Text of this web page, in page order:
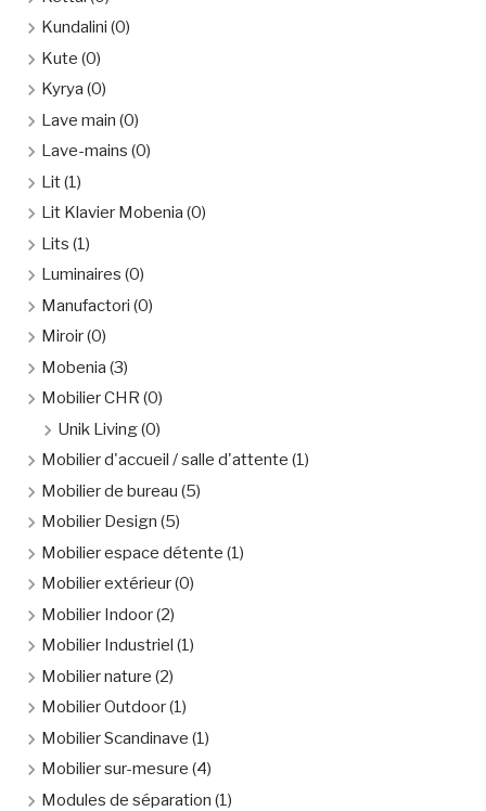
Kundalini (0)
Kute (0)
Kyrya (0)
Lave main (0)
Lave-mains (0)
Lit(1)
Lit Klavier Mobenia (0)
Lits (1)
Luminaires (0)
Manufactori (0)
Miroir(0)
Mobenia (3)
Mobilier CHR (0)
Unik Living(0)
Mobilier d'accueil / salle d'attente (1)
Mobilier de bureau (5)
Mobilier Design (5)
Mobilier espace détente (1)
Mobilier extérieur(0)
Mobilier Indoor(2)
Mobilier Industriel (1)
Mobilier nature (2)
Mobilier Outdoor(1)
Mobilier Scandinave (1)
Mobilier sur-mesure (4)
Modules de séparation (1)